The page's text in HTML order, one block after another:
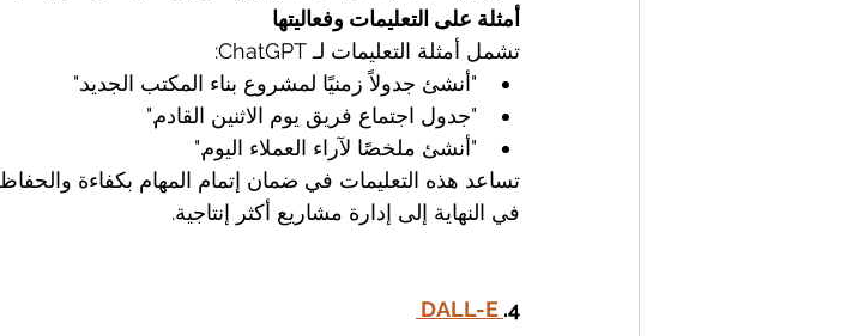
أمثلة على التعليمات وفعاليتها
تشمل أمثلة التعليمات لـ ChatGPT:
"أنشئ جدولاً زمنيًا لمشروع بناء المكتب الجديد."
"جدول اجتماع فريق يوم الاثنين القادم."
"أنشئ ملخصًا لآراء العملاء اليوم."
تساعد هذه التعليمات في ضمان إتمام المهام بكفاءة
في النهاية إلى إدارة مشاريع أكثر إنتاجية.
DALL-E .4